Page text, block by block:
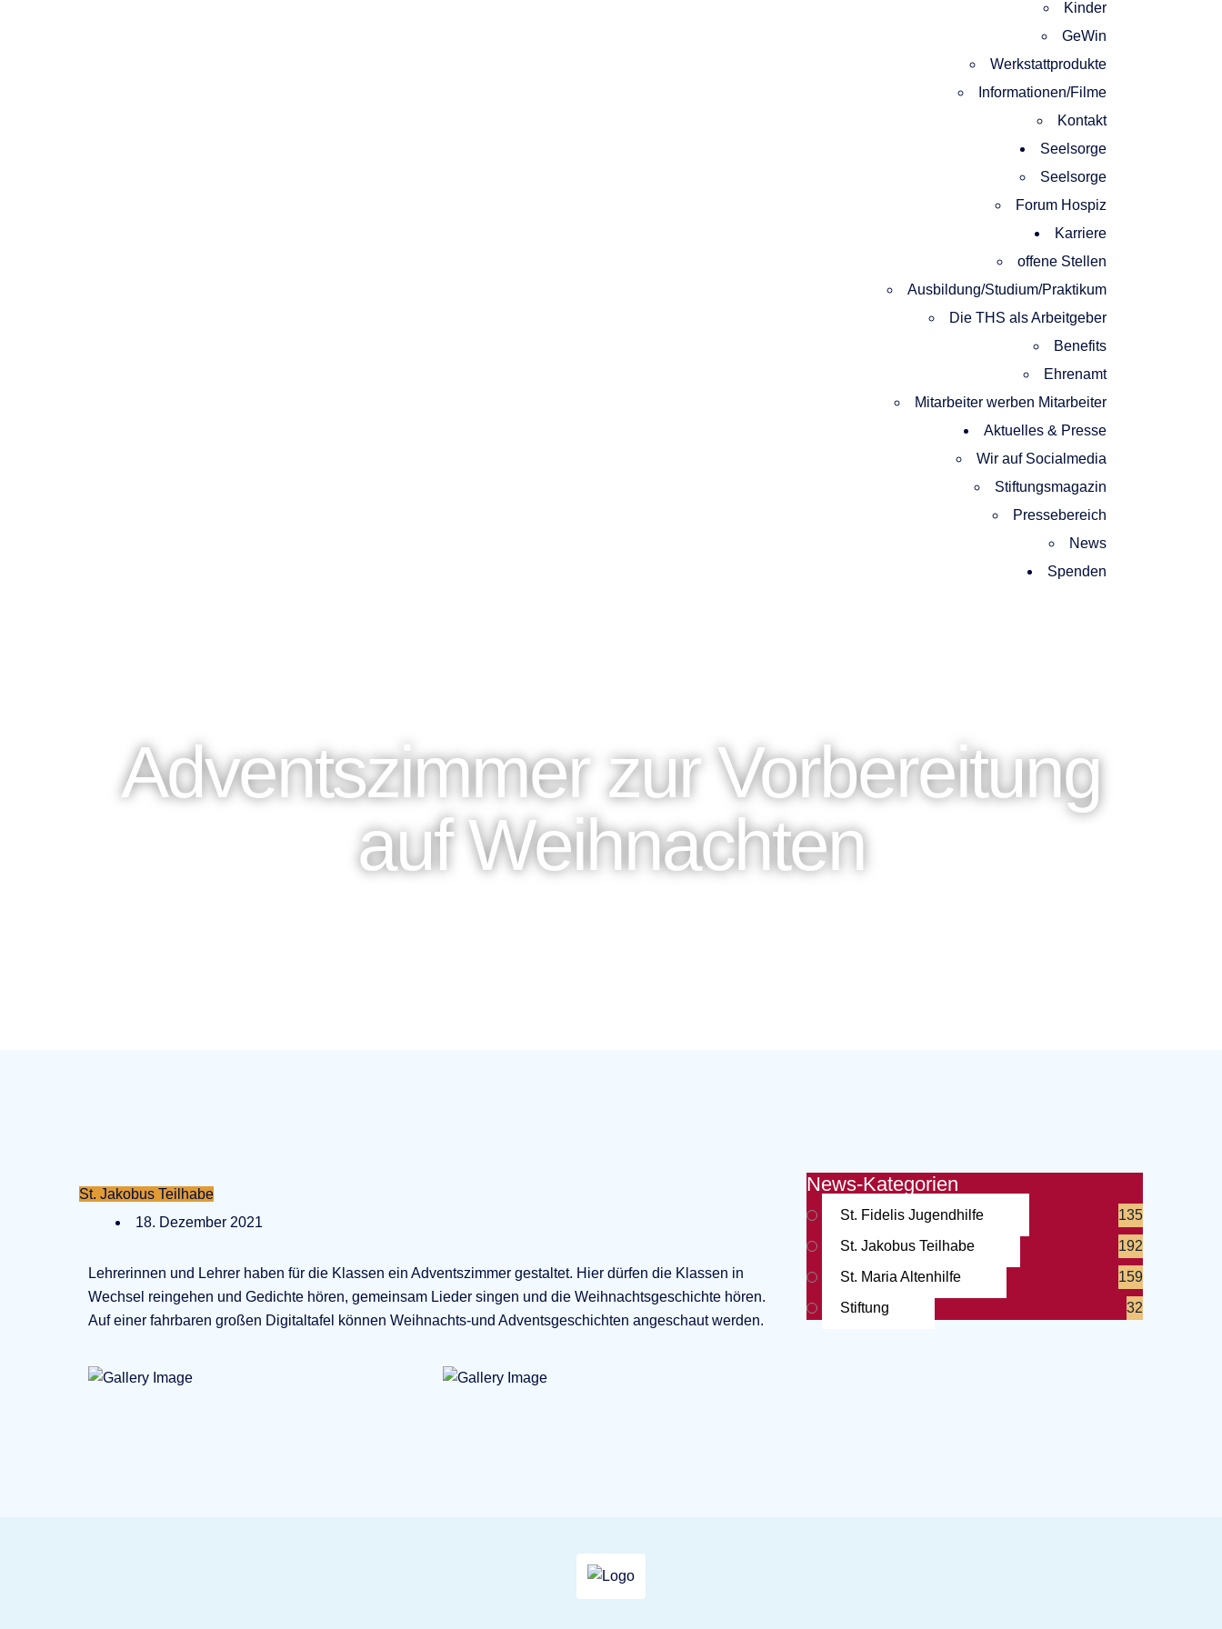
Kinder
GeWin
Werkstattprodukte
Informationen/Filme
Kontakt
Seelsorge
Seelsorge
Forum Hospiz
Karriere
offene Stellen
Ausbildung/Studium/Praktikum
Die THS als Arbeitgeber
Benefits
Ehrenamt
Mitarbeiter werben Mitarbeiter
Aktuelles & Presse
Wir auf Socialmedia
Stiftungsmagazin
Pressebereich
News
Spenden
Adventszimmer zur Vorbereitung
auf Weihnachten
St. Jakobus Teilhabe
18. Dezember 2021
Lehrerinnen und Lehrer haben für die Klassen ein Adventszimmer gestaltet. Hier dürfen die Klassen in
Wechsel reingehen und Gedichte hören, gemeinsam Lieder singen und die Weihnachtsgeschichte hören.
Auf einer fahrbaren großen Digitaltafel können Weihnachts-und Adventsgeschichten angeschaut werden.
News-Kategorien
St. Fidelis Jugendhilfe
135
St. Jakobus Teilhabe
192
St. Maria Altenhilfe
159
Stiftung
32